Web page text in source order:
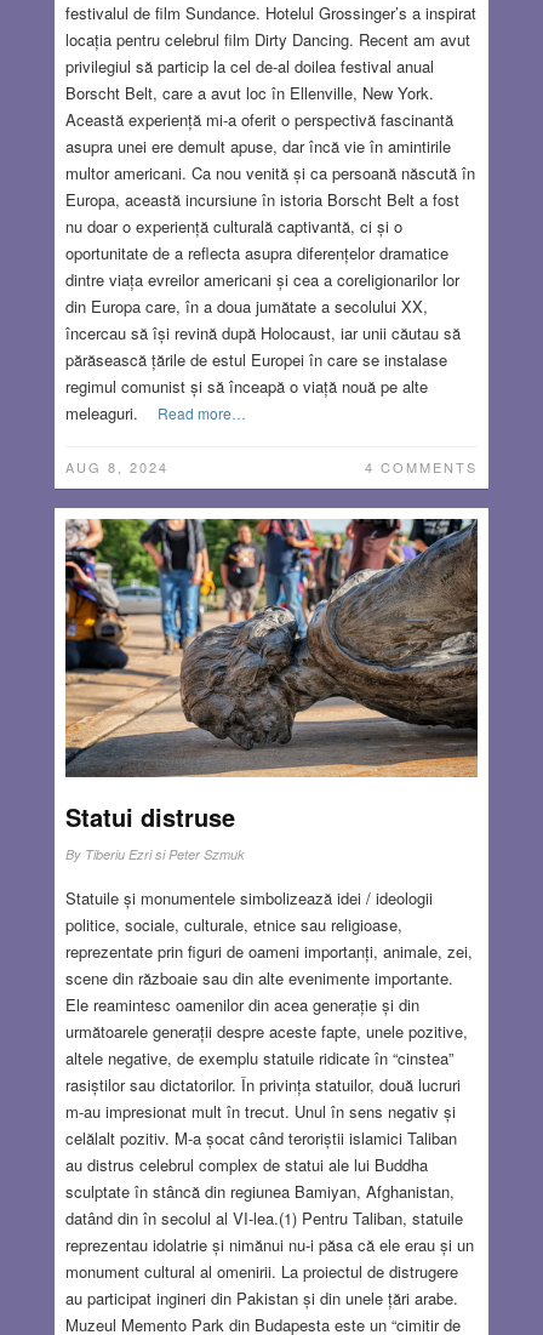
festivalul de film Sundance. Hotelul Grossinger’s a inspirat
locația pentru celebrul film Dirty Dancing. Recent am avut
privilegiul să particip la cel de-al doilea festival anual
Borscht Belt, care a avut loc în Ellenville, New York.
Această experiență mi-a oferit o perspectivă fascinantă
asupra unei ere demult apuse, dar încă vie în amintirile
multor americani. Ca nou venită și ca persoană născută în
Europa, această incursiune în istoria Borscht Belt a fost
nu doar o experiență culturală captivantă, ci și o
oportunitate de a reflecta asupra diferențelor dramatice
dintre viața evreilor americani și cea a coreligionarilor lor
din Europa care, în a doua jumătate a secolului XX,
încercau să își revină după Holocaust, iar unii căutau să
părăsească țările de estul Europei în care se instalase
regimul comunist și să înceapă o viață nouă pe alte
meleaguri.
Read more…
AUG 8, 2024 4 COMMENTS
Statui distruse
By Tiberiu Ezri si Peter Szmuk
Statuile și monumentele simbolizează idei / ideologii
politice, sociale, culturale, etnice sau religioase,
reprezentate prin figuri de oameni importanți, animale, zei,
scene din războaie sau din alte evenimente importante.
Ele reamintesc oamenilor din acea generație și din
următoarele generații despre aceste fapte, unele pozitive,
altele negative, de exemplu statuile ridicate în “cinstea”
rasiștilor sau dictatorilor. În privința statuilor, două lucruri
m-au impresionat mult în trecut. Unul în sens negativ și
celălalt pozitiv. M-a șocat când teroriștii islamici Taliban
au distrus celebrul complex de statui ale lui Buddha
sculptate în stâncă din regiunea Bamiyan, Afghanistan,
datând din în secolul al VI-lea.(1) Pentru Taliban, statuile
reprezentau idolatrie și nimănui nu-i păsa că ele erau și un
monument cultural al omenirii. La proiectul de distrugere
au participat ingineri din Pakistan și din unele țări arabe.
Muzeul Memento Park din Budapesta este un “cimitir de